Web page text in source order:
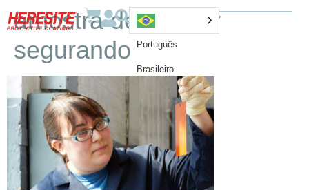
Português
Brasileiro
amostra de mulher
segurando